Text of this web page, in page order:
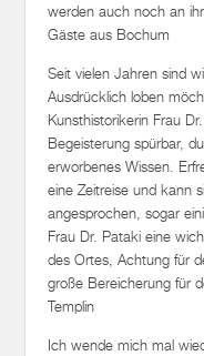
werden auch noch an
Gäste aus Bochum
Seit vielen Jahren sind
Ausdrücklich loben
Kunsthistorikerin Frau
Begeisterung spürbar,
erworbenes Wissen.
eine Zeitreise und kann
angesprochen, sogar
Frau Dr. Pataki eine
des Ortes, Achtung für
große Bereicherung für
Templin
Ich wende mich mal